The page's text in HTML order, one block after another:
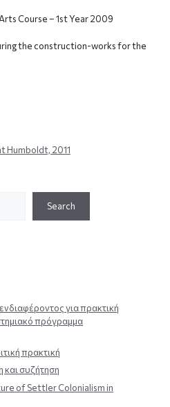
Course – 1st Year 2009
the construction-works for the
Humboldt, 2011
Search
για πρακτική
πρόγραμμα
πρακτική
και συζήτηση
of Settler Colonialism in